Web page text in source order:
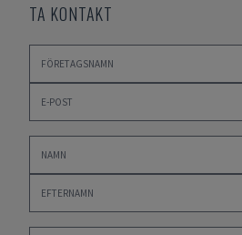
TA KONTAKT